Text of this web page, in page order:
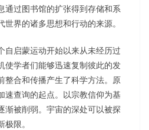
通过图书馆的扩张得到存储和系
界的诸多思想和行动的来源。
自启蒙运动开始以来从未经历过
使学者们能够迅速复制彼此的发
整合和传播产生了科学方法。原
速查询的起点。以宗教信仰为基
渐被削弱。宇宙的深处可以被探
限。